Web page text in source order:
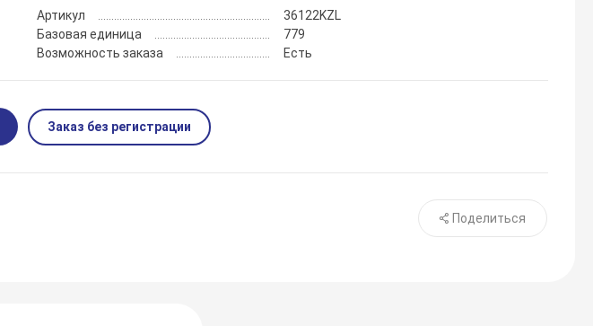
Артикул
36122KZL
Базовая единица
779
Возможность заказа
Есть
Заказ без регистрации
Поделиться